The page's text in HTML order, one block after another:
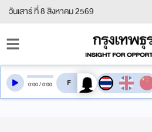
วันเสาร์ ที่ 8 สิงหาคม 2569
0:00/0:00 สลับเสียงอ่าน